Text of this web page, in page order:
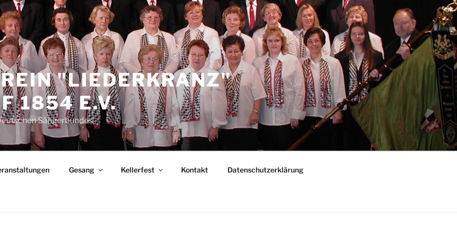
"LIEDERKRANZ"
1854 E.V.
Sängerbundes
Gesang Kellerfest Kontakt Datenschutzerklärung